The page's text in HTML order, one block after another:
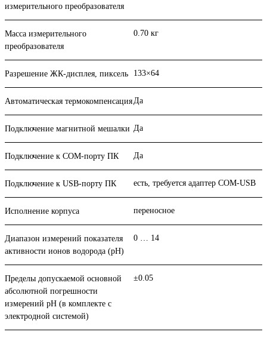
измерительного преобразователя
Масса измерительного
преобразователя
0.70 кг
Разрешение ЖК-дисплея, пиксель 133×64
Автоматическая термокомпенсацияДа
Подключение магнитной мешалки Да
Подключение к СОМ-порту ПК Да
Подключение к USB-порту ПК есть, требуется адаптер COM-USB
Исполнение корпуса переносное
Диапазон измерений показателя
активности ионов водорода (рН)
0 … 14
Пределы допускаемой основной
абсолютной погрешности
измерений рН (в комплекте с
электродной системой)
±0.05